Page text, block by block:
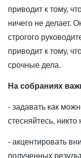
приводит к тому,
ничего не делает.
строгого
приводит к тому,
срочные дела.
На собраниях
- задавать как
стесняйтесь, никто
- акцентировать
полученных